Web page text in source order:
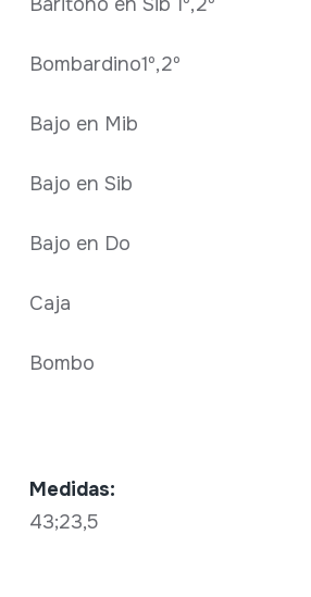
Bombardino1º,2º
Bajo en Mib
Bajo en Sib
Bajo en Do
Caja
Bombo
Medidas:
43;23,5